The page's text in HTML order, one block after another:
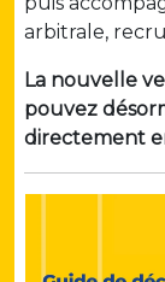
arbitrale,
La nouvelle
pouvez
directement